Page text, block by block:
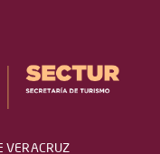
VERACRUZ